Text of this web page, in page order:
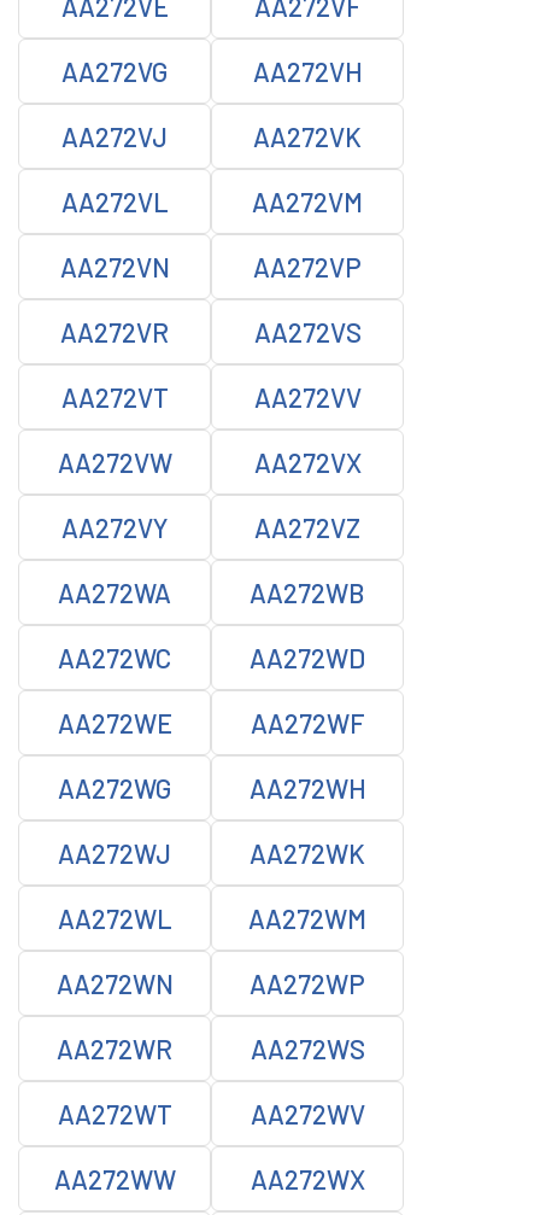
AA272VG AA272VH
AA272VJ AA272VK
AA272VL AA272VM
AA272VN AA272VP
AA272VR AA272VS
AA272VT AA272VV
AA272VW AA272VX
AA272VY AA272VZ
AA272WA AA272WB
AA272WC AA272WD
AA272WE AA272WF
AA272WG AA272WH
AA272WJ AA272WK
AA272WL AA272WM
AA272WN AA272WP
AA272WR AA272WS
AA272WT AA272WV
AA272WW AA272WX